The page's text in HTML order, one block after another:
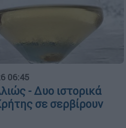
06:45
- Δυο ιστορικά
σε σερβίρουν